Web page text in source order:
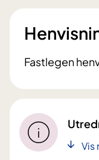
Fastlegen
Vis